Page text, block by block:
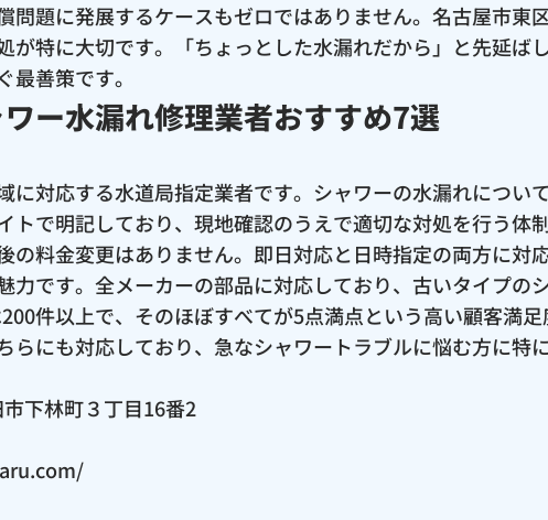
問題に発展するケースもゼロではありません。名古屋市東
が特に大切です。「ちょっとした水漏れだから」と先延ば
善策です。
ー水漏れ修理業者おすすめ7選
に対応する水道局指定業者です。シャワーの水漏れについ
トで明記しており、現地確認のうえで適切な対処を行う体
の料金変更はありません。即日対応と日時指定の両方に対
力です。全メーカーの部品に対応しており、古いタイプの
件以上で、そのほぼすべてが5点満点という高い顧客満
らにも対応しており、急なシャワートラブルに悩む方に特
下林町３丁目16番2